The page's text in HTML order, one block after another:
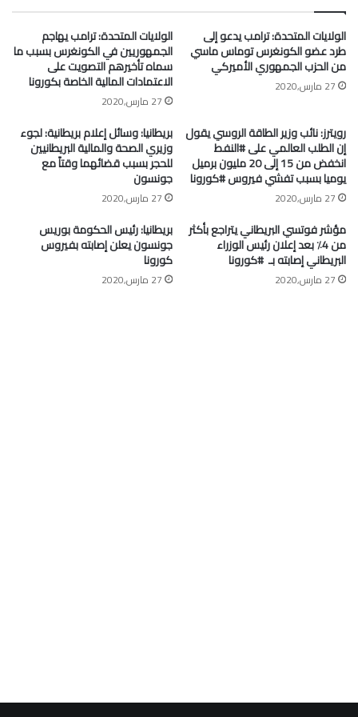
الولايات المتحدة: ترامب يدعو إلى
طرد عضو الكونغرس توماس ماسي
من الحزب الجمهوري الأميركي
27 مارس,2020
الولايات المتحدة: ترامب يهاجم
الجمهوريين في الكونغرس بسبب ما
سماه تأخيرهم التصويت على
الاعتمادات المالية الخاصة بكورونا
27 مارس,2020
رويترز: نائب وزير الطاقة الروسي يقول
إن الطلب العالمي على #النفط
انخفض من 15 إلى 20 مليون برميل
يوميا بسبب تفشي فيروس #كورونا
27 مارس,2020
بريطانيا: وسائل إعلام بريطانية: لجوء
وزيري الصحة والمالية البريطانيين
للحجر بسبب قضائهما وقتاً مع
جونسون
27 مارس,2020
مؤشر فوتسي البريطاني يتراجع بأكثر
من 4٪ بعد إعلان رئيس الوزراء
البريطاني إصابته بـ ⁧ #كورونا⁩
27 مارس,2020
بريطانيا: رئيس الحكومة بوريس
جونسون يعلن إصابته بفيروس
كورونا
27 مارس,2020